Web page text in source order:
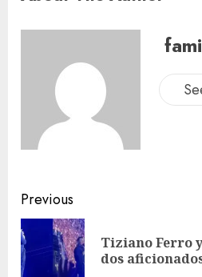
Previous
Tiziano Ferro
dos